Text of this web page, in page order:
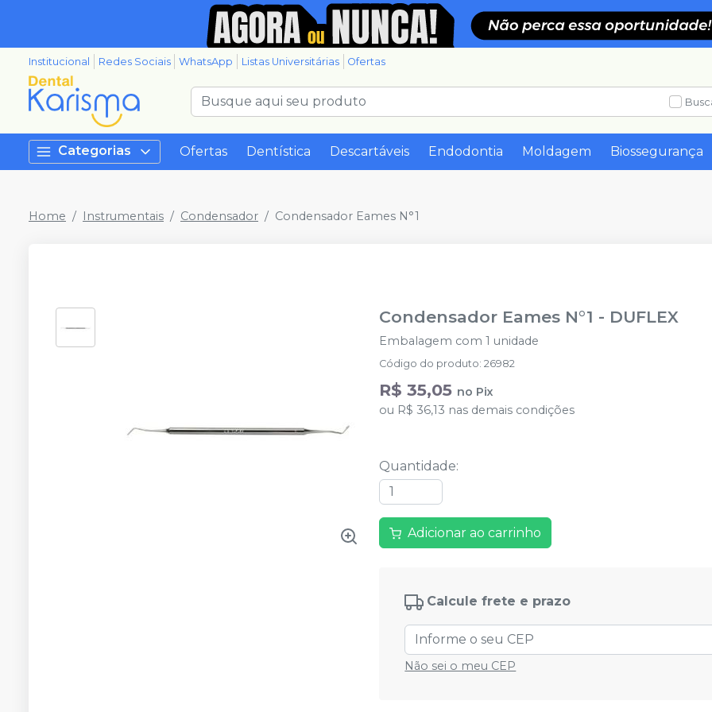
Institucional Redes Sociais WhatsApp Listas Universitárias Ofertas
Categorias Ofertas Dentística Descartáveis Endodontia Moldagem Biossegurança
Home Instrumentais Condensador Condensador Eames N°1
Condensador Eames N°1 - DUFLEX
Embalagem com 1 unidade
Código do produto:26982
R$ 35,05 no Pix
ou R$ 36,13 nas demais condições
Quantidade:
Adicionar ao carrinho
Calcule frete e prazo
Não sei o meu CEP